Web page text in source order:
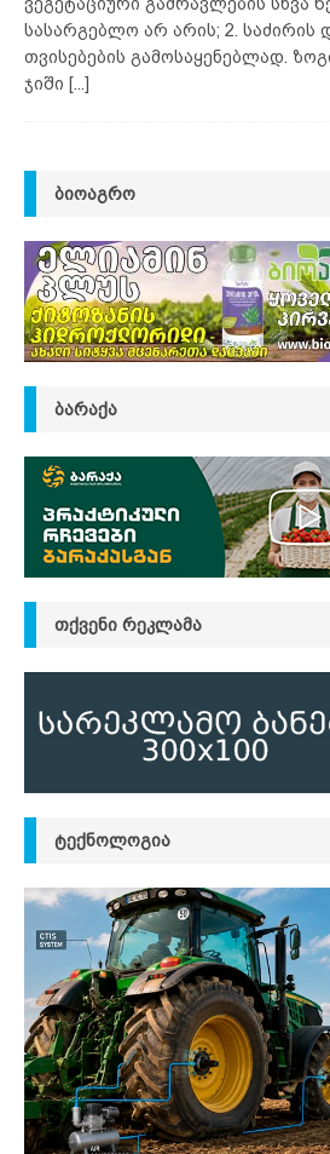
სასარგებლო არ არის; 2. საძირის
თვისებების გამოსაყენებლად.
ჯიში [...]
ᲑᲘᲝᲐᲒᲠᲝ
ᲑᲐᲠᲐᲥᲐ
ᲗᲥᲕᲔᲜᲘ ᲠᲔᲙᲚᲐᲛᲐ
ᲢᲔᲥᲜᲝᲚᲝᲒᲘᲐ